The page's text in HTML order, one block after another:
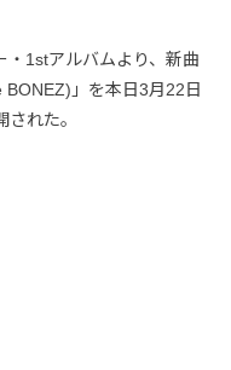
・1stアルバムより、新曲
BONEZ)」を本日3月22日
れた。